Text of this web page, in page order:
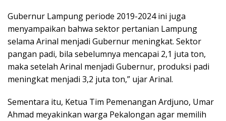
Gubernur Lampung periode 2019-2024 ini juga
menyampaikan bahwa sektor pertanian Lampung
selama Arinal menjadi Gubernur meningkat. Sektor
pangan padi, bila sebelumnya mencapai 2,1 juta ton,
maka setelah Arinal menjadi Gubernur, produksi padi
meningkat menjadi 3,2 juta ton,” ujar Arinal.
Sementara itu, Ketua Tim Pemenangan Ardjuno, Umar
Ahmad meyakinkan warga Pekalongan agar memilih